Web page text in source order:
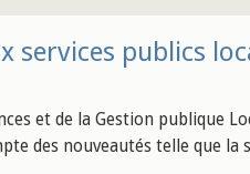
services publics
et de la Gestion publique
des nouveautés telle que la